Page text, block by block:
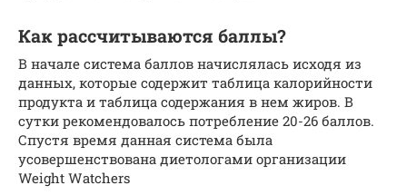
Как рассчитываются баллы?
В начале система баллов начислялась исходя из
данных, которые содержит таблица калорийности
продукта и таблица содержания в нем жиров. В
сутки рекомендовалось потребление 20-26 баллов.
Спустя время данная система была
усовершенствована диетологами организации
Weight Watchers